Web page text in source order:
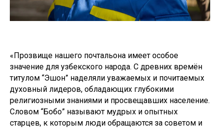
«Прозвище нашего почтальона имеет особое
значение для узбекского народа. С древних времён
титулом “Эшон” наделяли уважаемых и почитаемых
духовный лидеров, обладающих глубокими
религиозными знаниями и просвещавших население.
Словом “Бобо” называют мудрых и опытных
старцев, к которым люди обращаются за советом и